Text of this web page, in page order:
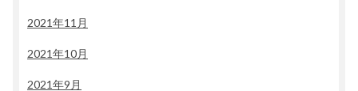
2021年11月
2021年10月
2021年9月